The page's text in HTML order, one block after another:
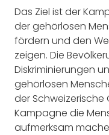
Das Ziel ist der
der gehörlosen
fördern und den
zeigen. Die
Diskriminierungen
gehörlosen
der
Kampagne die
aufmerksam